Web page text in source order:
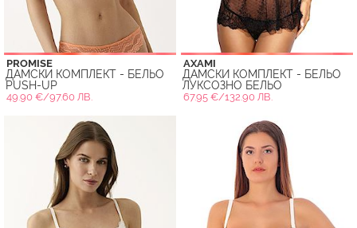
PROMISE
ДАМСКИ КОМПЛЕКТ - БЕЛЬО
PUSH-UP
49.90 €/97.60 ЛВ.
AXAMI
ДАМСКИ КОМПЛЕКТ - БЕЛЬО
ЛУКСОЗНО БЕЛЬО
67.95 €/132.90 ЛВ.